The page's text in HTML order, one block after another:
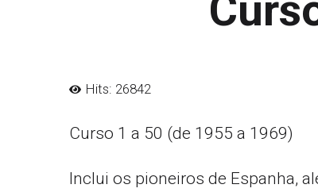
Hits: 26842
Curso 1 a 50 (de 1955 a 1969)
Inclui os pioneiros de Espanha,